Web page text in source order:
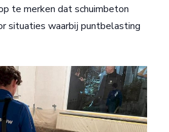
te merken dat schuimbeton
situaties waarbij puntbelasting